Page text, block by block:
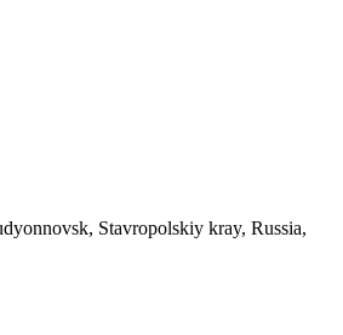
Stavropolskiy kray, Russia,